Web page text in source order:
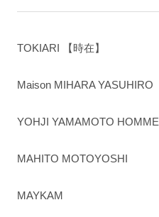
TOKIARI 【時在】
Maison MIHARA YASUHIRO
YOHJI YAMAMOTO HOMME
MAHITO MOTOYOSHI
MAYKAM